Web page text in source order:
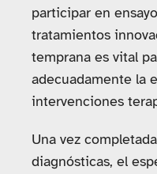
participar en
tratamientos
temprana es vital
adecuadamente la
intervenciones
Una vez
diagnósticas, el